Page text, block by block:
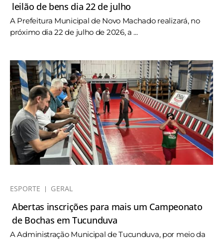
leilão de bens dia 22 de julho
A Prefeitura Municipal de Novo Machado realizará, no
próximo dia 22 de julho de 2026, a ...
ESPORTE GERAL
Abertas inscrições para mais um Campeonato
de Bochas em Tucunduva
A Administração Municipal de Tucunduva, por meio da